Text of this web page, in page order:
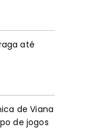
até
de Viana
de jogos